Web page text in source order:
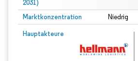
2031)
Marktkonzentration Niedrig
Hauptakteure
Bild © Mordor Intelligence.